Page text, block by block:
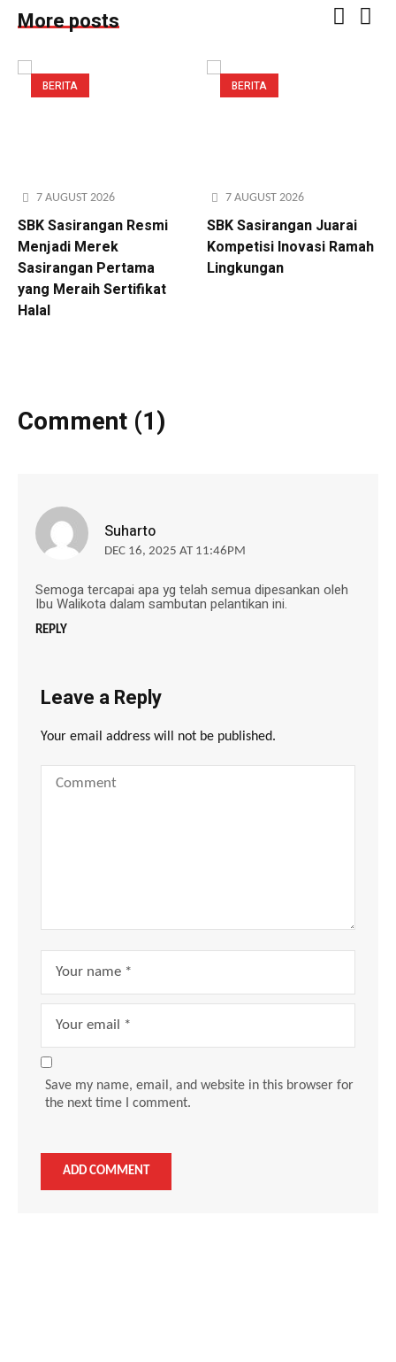
More posts
BERITA
7 AUGUST 2026
SBK Sasirangan Resmi
Menjadi Merek
Sasirangan Pertama
yang Meraih Sertifikat
Halal
BERITA
7 AUGUST 2026
SBK Sasirangan Juarai
Kompetisi Inovasi Ramah
Lingkungan
Comment (1)
Suharto
DEC 16, 2025 AT 11:46PM
Semoga tercapai apa yg telah semua dipesankan oleh
Ibu Walikota dalam sambutan pelantikan ini.
REPLY
Leave a Reply
Your email address will not be published.
Save my name, email, and website in this browser for
the next time I comment.